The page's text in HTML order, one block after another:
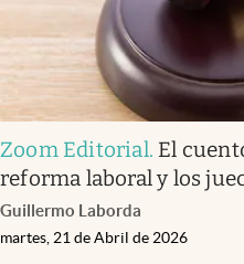
Zoom Editorial. El
reforma laboral y los
Guillermo Laborda
martes, 21 de Abril de 2026